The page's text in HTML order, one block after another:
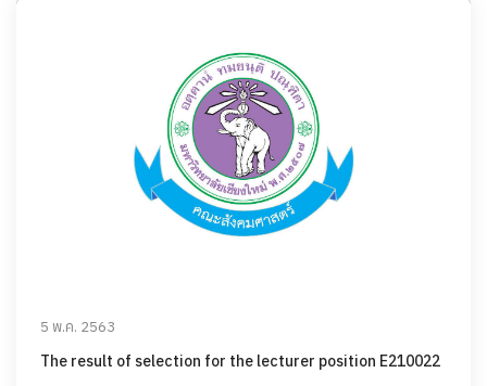
5 พ.ค. 2563
The result of selection for the lecturer position E210022